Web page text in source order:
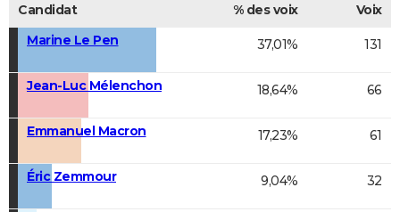
Candidat % des voix
Voix
Marine Le Pen
37,01% 131
Jean-Luc Mélenchon 18,64% 66
Emmanuel Macron 17,23% 61
Éric Zemmour 9,04% 32